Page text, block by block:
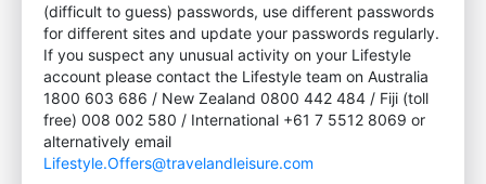
(difficult to guess) passwords, use different passwords
for different sites and update your passwords regularly.
If you suspect any unusual activity on your Lifestyle
account please contact the Lifestyle team on Australia
1800 603 686 / New Zealand 0800 442 484 / Fiji (toll
free) 008 002 580 / International +61 7 5512 8069 or
alternatively email
Lifestyle.Offers@travelandleisure.com